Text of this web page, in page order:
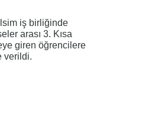
iş birliğinde
arası 3. Kısa
giren öğrencilere
verildi.